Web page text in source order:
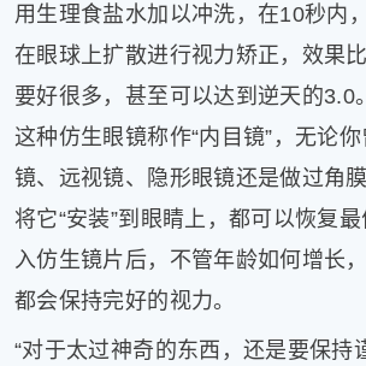
用生理食盐水加以冲洗，在10秒内
在眼球上扩散进行视力矫正，效果
要好很多，甚至可以达到逆天的3.0
这种仿生眼镜称作“内目镜”，无论
镜、远视镜、隐形眼镜还是做过角
将它“安装”到眼睛上，都可以恢复
入仿生镜片后，不管年龄如何增长
都会保持完好的视力。
“对于太过神奇的东西，还是要保持